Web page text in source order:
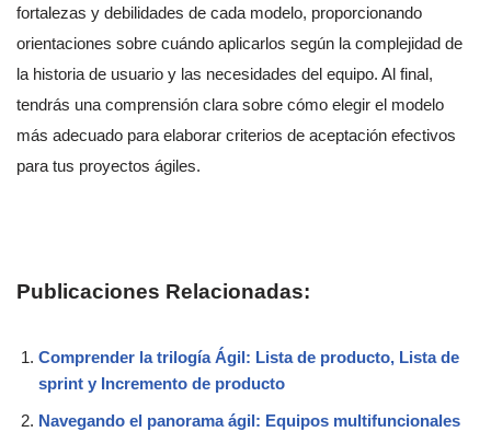
fortalezas y debilidades de cada modelo, proporcionando
orientaciones sobre cuándo aplicarlos según la complejidad de
la historia de usuario y las necesidades del equipo. Al final,
tendrás una comprensión clara sobre cómo elegir el modelo
más adecuado para elaborar criterios de aceptación efectivos
para tus proyectos ágiles.
Publicaciones Relacionadas:
Comprender la trilogía Ágil: Lista de producto, Lista de
sprint y Incremento de producto
Navegando el panorama ágil: Equipos multifuncionales